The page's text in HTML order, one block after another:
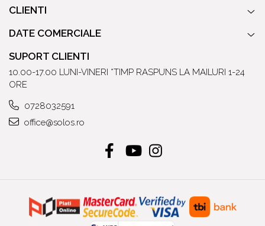
CLIENTI
DATE COMERCIALE
SUPORT CLIENTI
10.00-17.00 LUNI-VINERI *TIMP RASPUNS LA MAILURI 1-24
ORE
0728032591
office@solos.ro